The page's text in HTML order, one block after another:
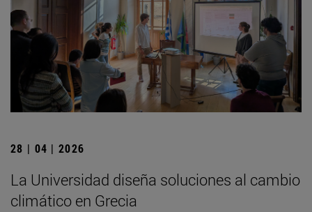
28 | 04 | 2026
La Universidad diseña soluciones al cambio
climático en Grecia